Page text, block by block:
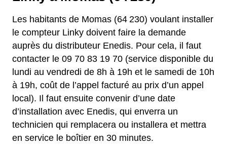
Les habitants de Momas (64 230) voulant installer
le compteur Linky doivent faire la demande
auprès du distributeur Enedis. Pour cela, il faut
contacter le 09 70 83 19 70 (service disponible du
lundi au vendredi de 8h à 19h et le samedi de 10h
à 19h, coût de l’appel facturé au prix d’un appel
local). Il faut ensuite convenir d’une date
d’installation avec Enedis, qui enverra un
technicien qui remplacera ou installera et mettra
en service le boîtier en 30 minutes.